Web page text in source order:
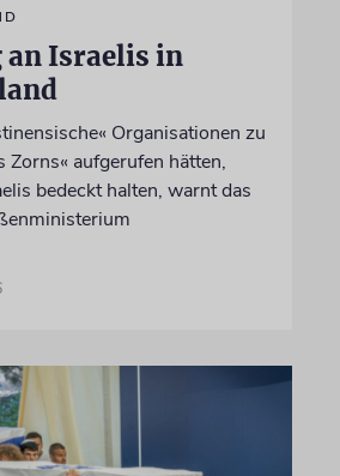
an Israelis in
Organisationen zu
Zorns« aufgerufen hätten,
bedeckt halten, warnt das